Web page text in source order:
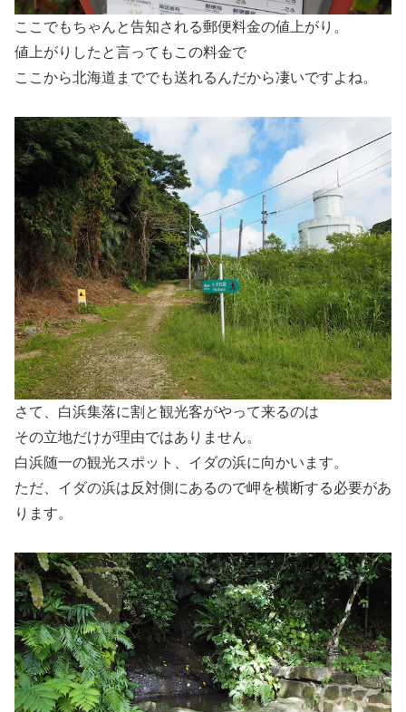
ここでもちゃんと告知される郵便料金の値上がり。
値上がりしたと言ってもこの料金で
ここから北海道まででも送れるんだから凄いですよね。
さて、白浜集落に割と観光客がやって来るのは
その立地だけが理由ではありません。
白浜随一の観光スポット、イダの浜に向かいます。
ただ、イダの浜は反対側にあるので岬を横断する必要があ
ります。